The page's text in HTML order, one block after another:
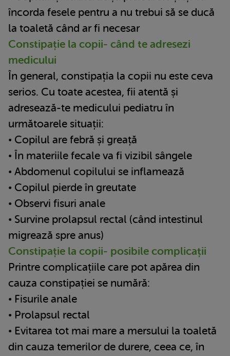
încorda fesele pentru a nu trebui să se ducă
la toaletă când ar fi necesar
Constipație la copii- când te adresezi
medicului
În general, constipația la copii nu este ceva
serios. Cu toate acestea, fii atentă și
adresează-te medicului pediatru în
următoarele situații:
• Copilul are febră și greață
• În materiile fecale va fi vizibil sângele
• Abdomenul copilului se inflamează
• Copilul pierde în greutate
• Observi fisuri anale
• Survine prolapsul rectal (când intestinul
migrează spre anus)
Constipație la copii- posibile complicații
Printre complicațiile care pot apărea din
cauza constipației se numără:
• Fisurile anale
• Prolapsul rectal
• Evitarea tot mai mare a mersului la toaletă
din cauza temerilor de durere, ceea ce, în